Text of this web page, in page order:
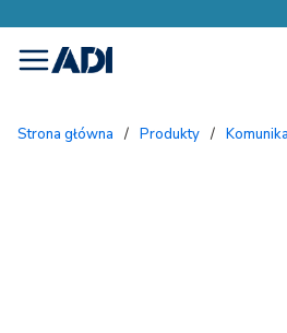
menu
Strona główna / Produkty /